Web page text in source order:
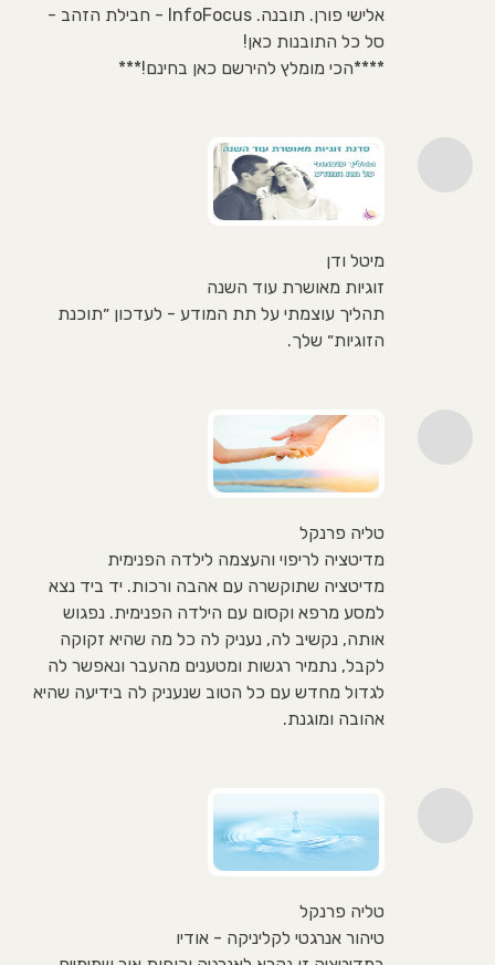
אלישי פורן. תובנה. InfoFocus - חבילת הזהב -
סל כל התובנות כאן!
****הכי מומלץ להירשם כאן בחינם!***
מיטל ודן
זוגיות מאושרת עוד השנה
תהליך עוצמתי על תת המודע - לעדכון ״תוכנת
הזוגיות״ שלך.
טליה פרנקל
מדיטציה לריפוי והעצמה לילדה הפנימית
מדיטציה שתוקשרה עם אהבה ורכות. יד ביד נצא
למסע מרפא וקסום עם הילדה הפנימית. נפגוש
אותה, נקשיב לה, נעניק לה כל מה שהיא זקוקה
לקבל, נתמיר רגשות ומטענים מהעבר ונאפשר לה
לגדול מחדש עם כל הטוב שנעניק לה בידיעה שהיא
אהובה ומוגנת.
טליה פרנקל
טיהור אנרגטי לקליניקה - אודיו